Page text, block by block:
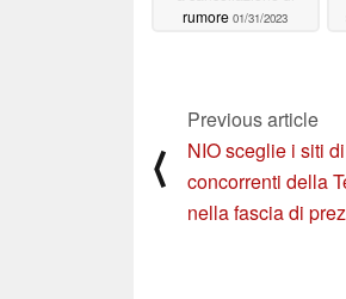
rumore 01/31/2023
⟨
Previous article
NIO sceglie i siti
concorrenti della
nella fascia di